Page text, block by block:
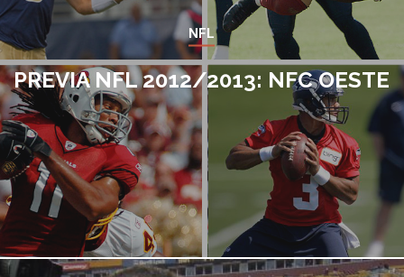
NFL
PREVIA NFL 2012/2013: NFC OESTE